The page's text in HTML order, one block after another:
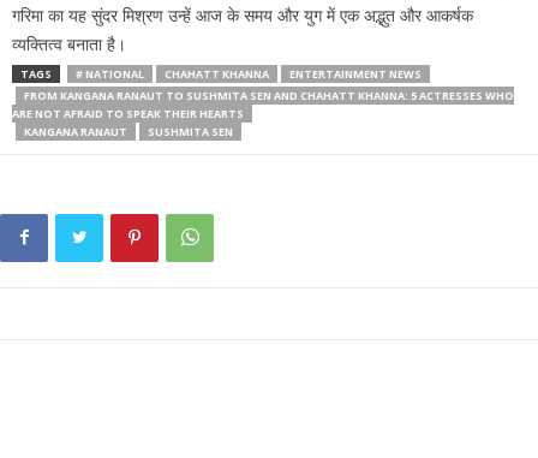
गरिमा का यह सुंदर मिश्रण उन्हें आज के समय और युग में एक अद्भुत और आकर्षक
व्यक्तित्व बनाता है।
TAGS # NATIONAL CHAHATT KHANNA
ENTERTAINMENT NEWS
FROM KANGANA RANAUT TO SUSHMITA SEN AND CHAHATT KHANNA: 5 ACTRESSES WHO
ARE NOT AFRAID TO SPEAK THEIR HEARTS
KANGANA RANAUT
SUSHMITA SEN